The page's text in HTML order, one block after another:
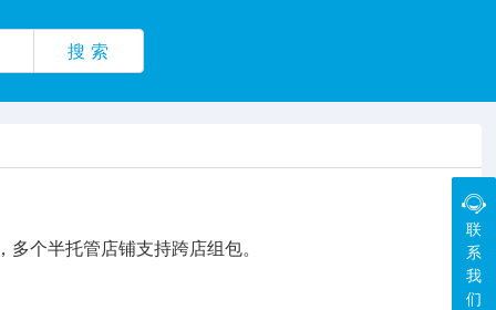
搜 索
个半托管店铺支持跨店组包。
联
系
我
们